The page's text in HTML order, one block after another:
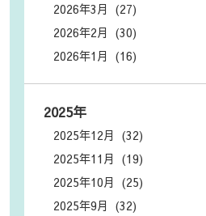
2026年3月 (27)
2026年2月 (30)
2026年1月 (16)
2025年
2025年12月 (32)
2025年11月 (19)
2025年10月 (25)
2025年9月 (32)